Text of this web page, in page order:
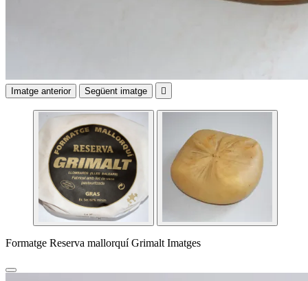
Imatge anterior Següent imatge 
Formatge Reserva mallorquí Grimalt Imatges